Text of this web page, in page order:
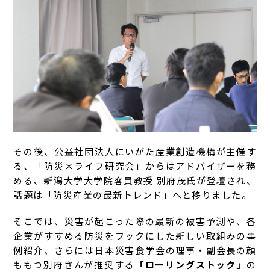
その後、公益社団法人にいがた産業創造機構が主催す
る、「防災×ライフ研究会」からはアドバイザーを務
める、新潟大学大学院客員教授 別府茂氏が登壇され、
話題は「防災産業の最新トレンド」へと移りました。
そこでは、災害が起こった際の最新の被害予測や、各
企業がすすめる防災をフックにした新しい取組みの事
例紹介、さらには日本災害食学会の理事・副会長の顔
ももつ別府さんが推奨する
「ローリングストック」 の